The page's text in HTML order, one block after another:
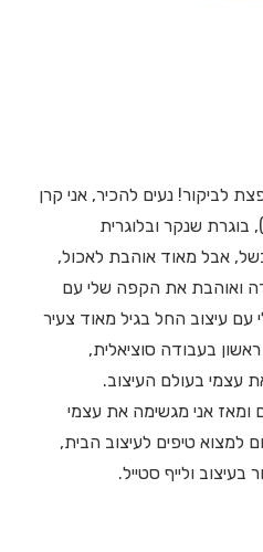
לביקור! נעים להכיר, אני קרן
בר, מעצבת פנים (מ-2009), בוגרת שנקר ובלוגרית
לבשל, אבל מאוד אוהבת לאכול,
ואוהבת את הקפה שלי עם
עיצוב החל בגיל מאוד צעיר
בעבודה סוציאלית,
עצמי בעולם העיצוב.
ומאז אני מגשימה את עצמי
למצוא טיפים לעיצוב הבית,
ולייף סטייל.